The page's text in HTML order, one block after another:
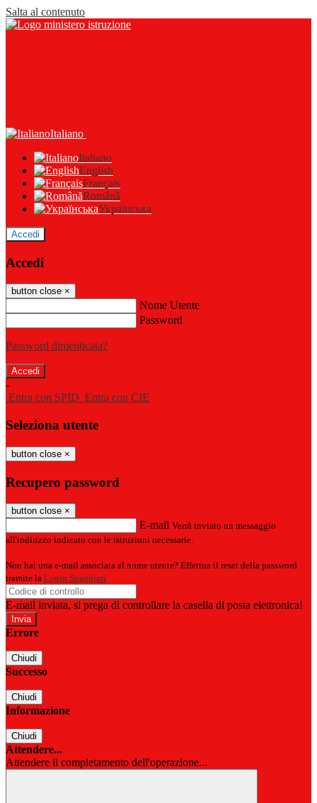
Salta al contenuto
Italiano
Italiano
English
Français
Română
Українська
Accedi
Accedi
button close ×
Nome Utente
Password
Password dimenticata?
-
Entra con SPID Entra con CIE
Seleziona utente
button close ×
Recupero password
button close ×
E-mail Verrà inviato un messaggio
all'indirizzo indicato con le istruzioni necessarie.
Non hai una e-mail associata al nome utente? Effettua il reset della password
tramite la Login Spaggiari
E-mail inviata, si prega di controllare la casella di posta elettronica!
Errore
Chiudi
Successo
Chiudi
Informazione
Chiudi
Attendere...
Attendere il completamento dell'operazione...